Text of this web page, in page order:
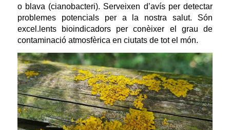
o blava (cianobacteri). Serveixen d’avís per detectar
problemes potencials per a la nostra salut. Són
excel.lents bioindicadors per conèixer el grau de
contaminació atmosfèrica en ciutats de tot el món.